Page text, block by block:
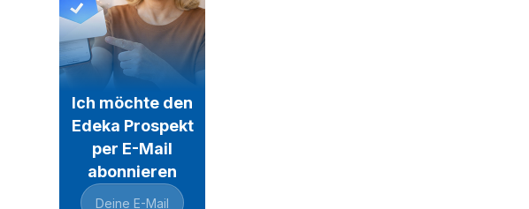
Ich möchte den
Edeka Prospekt
per E-Mail
abonnieren